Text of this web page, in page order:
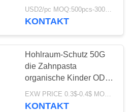
50ML
KONTAKT
Hohlraum-Schutz 50G
die Zahnpasta
organische Kinder ODM
für neunmonatiges Baby
EXW PRICE 0.3$-0.4$ MOQ:500pcs-30000pcs
KONTAKT